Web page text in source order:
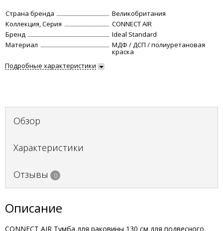
Страна бренда
Великобритания
Коллекция, Серия
CONNECT AIR
Бренд
Ideal Standard
Материал
МДФ / ДСП / полиуретановая
краска
Подробные характеристики
Обзор
Характеристики
Отзывы 0
Описание
CONNECT AIR Тумба для раковины 130 см для подвесного